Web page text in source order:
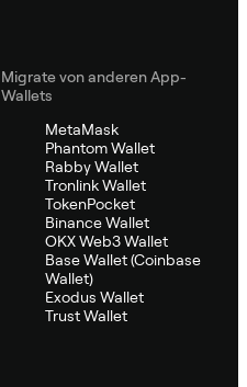
Migrate von anderen App-
Wallets
MetaMask
Phantom Wallet
Rabby Wallet
Tronlink Wallet
TokenPocket
Binance Wallet
OKX Web3 Wallet
Base Wallet (Coinbase
Wallet)
Exodus Wallet
Trust Wallet